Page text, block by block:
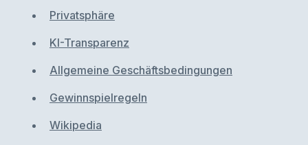
Privatsphäre
KI-Transparenz
Allgemeine Geschäftsbedingungen
Gewinnspielregeln
Wikipedia